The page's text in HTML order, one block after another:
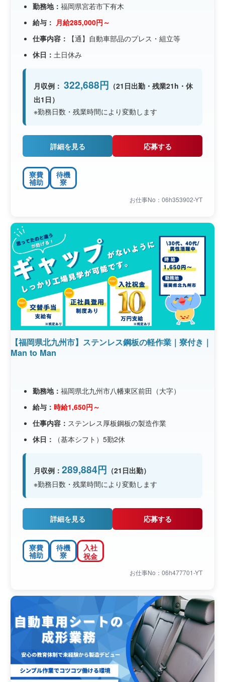
勤務地： 福岡県宮若市下有木
給与： 月給285,000円～
仕事内容：
【通】自動車部品のプレス・組立等
休日： 土日休み
月収例： 322,688円 （21日出勤・残業21h・休
出1日）
※勤務日数・残業時間により変動します
詳細を見る 応募する
寮費
補助
待機
寮
お仕事No：06h353902-YT
【福岡県北九州市】ステンレス鋼板の軽作業｜寮付き｜
Man to Man
勤務地： 福岡県北九州市八幡東区前田（大字）
給与： 時給1,650円～
仕事内容： ステンレス厚板鋼板の製造作業
休日：
（基本シフト）5勤2休
月収例： 289,884円 （21日出勤）
※勤務日数・残業時間により変動します
詳細を見る 応募する
寮費
補助
待機
寮
入社
祝金
お仕事No：06h477701-YT